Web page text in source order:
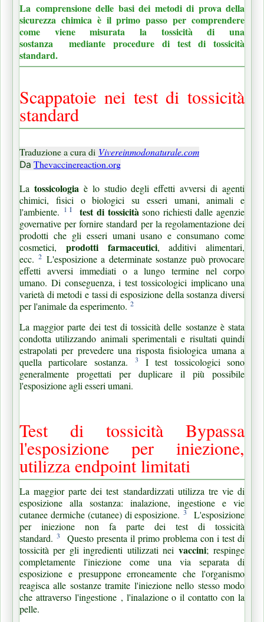
La comprensione delle basi dei metodi di prova della
sicurezza chimica è il primo passo per comprendere
come viene misurata la tossicità di una
sostanzamediante procedure di test di tossicità
standard.
Scappatoie nei test di tossicità
standard
Traduzione a cura di Vivereinmodonaturale.com
Da Thevaccinereaction.org
La tossicologia è lo studio degli effetti avversi di agenti
chimici, fisici o biologici su esseri umani, animali e
l'ambiente.
1 I test di tossicità sono richiesti dalle agenzie
governative per fornire standard per la regolamentazione dei
prodotti che gli esseri umani usano e consumano come
cosmetici, prodotti farmaceutici, additivi alimentari,
ecc.2 L'esposizione a determinate sostanze può provocare
effetti avversi immediati o a lungo termine nel corpo
umano.Di conseguenza, i test tossicologici implicano una
varietà di metodi e tassi di esposizione della sostanza diversi
per l'animale da esperimento. 2
La maggior parte dei test di tossicità delle sostanze è stata
condotta utilizzando animali sperimentali e risultati quindi
estrapolati per prevedere una risposta fisiologica umana a
quella particolare sostanza.
3
I test tossicologici sono
generalmente progettati per duplicare il più possibile
l'esposizione agli esseri umani.
Test di tossicità Bypassa
l'esposizione per iniezione,
utilizza endpoint limitati
La maggior parte dei test standardizzati utilizza tre vie di
esposizione alla sostanza: inalazione, ingestione e vie
cutanee dermiche (cutanee) di esposizione.3
L'esposizione
per iniezione non fa parte dei test di tossicità
standard. 3
Questo presenta il primo problema con i test di
tossicità per gli ingredienti utilizzati nei vaccini;respinge
completamente l'iniezione come una via separata di
esposizione e presuppone erroneamente che l'organismo
reagisca alle sostanze tramite l'iniezione nello stesso modo
che attraverso l'ingestione , l'inalazione o il contatto con la
pelle.